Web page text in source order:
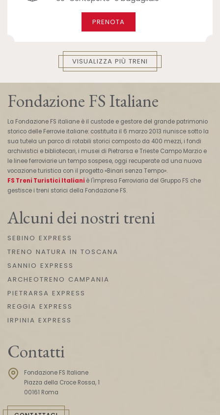
PRENOTA
VISUALIZZA PIÙ TRENI
Fondazione FS Italiane
La Fondazione FS italiane è il custode e gestore del grande patrimonio
storico delle Ferrovie italiane: costituita il 6 marzo 2013 riunisce sotto la
sua tutela un parco di rotabili storici composto da 400 mezzi, i fondi
archivistici e bibliotecari, i musei di Pietrarsa e Trieste Campo Marzio e
le linee ferroviarie un tempo sospese, oggi recuperate ad una nuova
vocazione turistica con il progetto «Binari senza Tempo».
FS Treni Turistici Italiani è l'impresa Ferroviaria del Gruppo FS che
gestisce i treni storici della Fondazione FS.
Alcuni dei nostri treni
SEBINO EXPRESS
TRENO NATURA IN TOSCANA
SANNIO EXPRESS
ARCHEOTRENO CAMPANIA
PIETRARSA EXPRESS
REGGIA EXPRESS
IRPINIA EXPRESS
Contatti
Fondazione FS Italiane
Piazza della Croce Rossa, 1
00161 Roma